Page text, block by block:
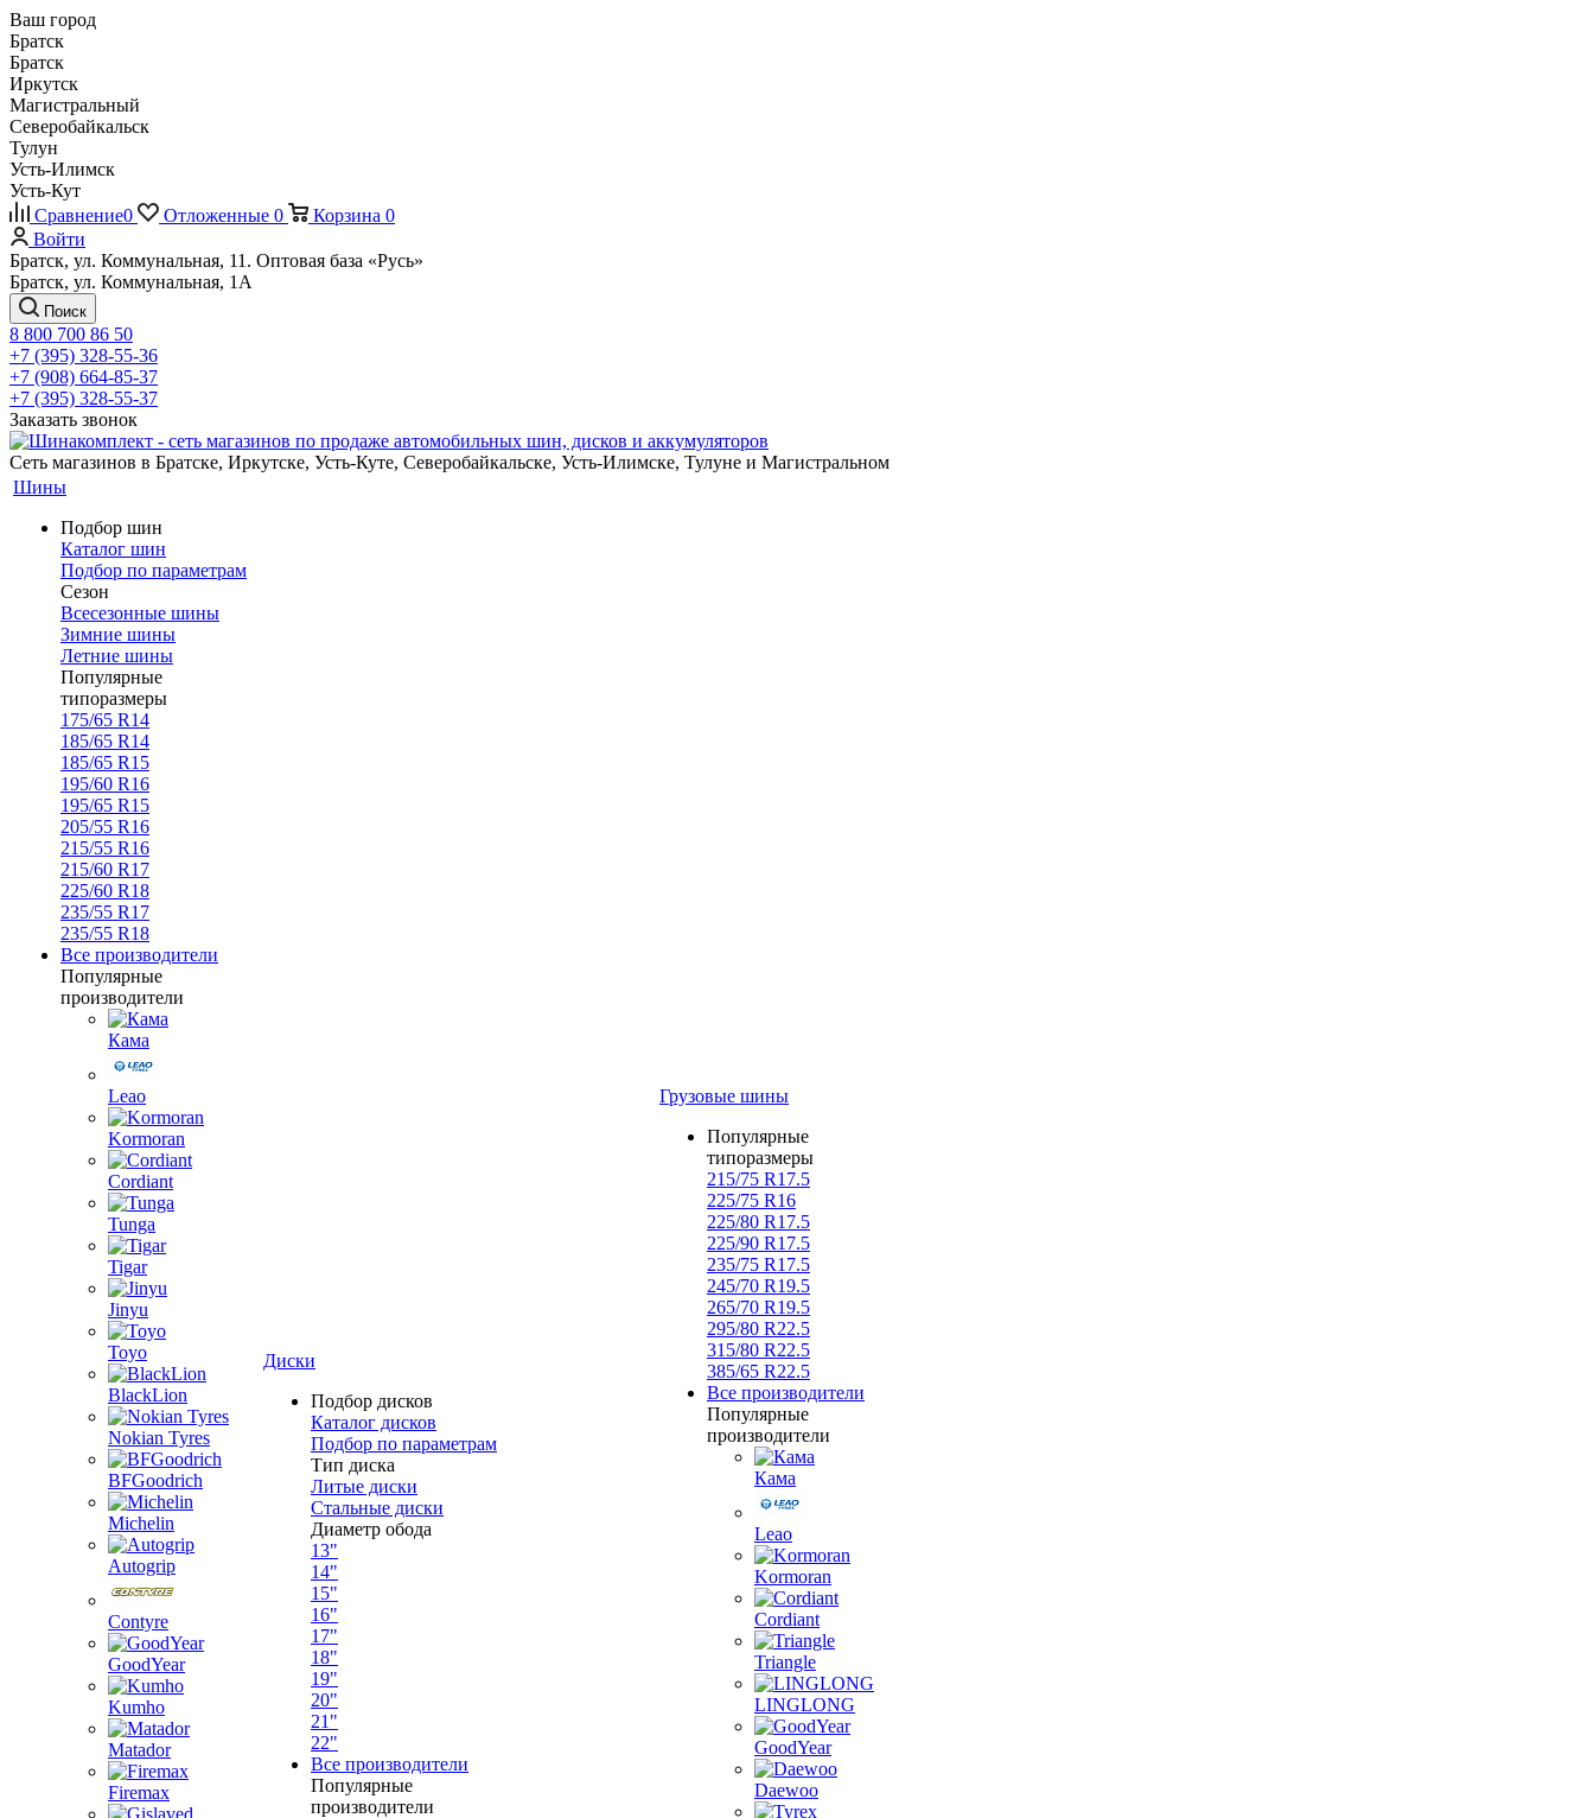
Ваш город
Братск
Братск
Иркутск
Магистральный
Северобайкальск
Тулун
Усть-Илимск
Усть-Кут
Сравнение0 Отложенные 0 Корзина 0
Войти
Братск, ул. Коммунальная, 11. Оптовая база «Русь»
Братск, ул. Коммунальная, 1А
Поиск
8 800 700 86 50
+7 (395) 328-55-36
+7 (908) 664-85-37
+7 (395) 328-55-37
Заказать звонок
Сеть магазинов в Братске, Иркутске, Усть-Куте, Северобайкальске, Усть-Илимске, Тулуне и Магистральном
Шины
Подбор шин
Каталог шин
Подбор по параметрам
Сезон
Всесезонные шины
Зимние шины
Летние шины
Популярные
типоразмеры
175/65 R14
185/65 R14
185/65 R15
195/60 R16
195/65 R15
205/55 R16
215/55 R16
215/60 R17
225/60 R18
235/55 R17
235/55 R18
Все производители
Популярные
производители
Кама
Leao
Kormoran
Cordiant
Tunga
Tigar
Jinyu
Toyo
BlackLion
Nokian Tyres
BFGoodrich
Michelin
Autogrip
Contyre
GoodYear
Kumho
Matador
Firemax
Диски
Подбор дисков
Каталог дисков
Подбор по параметрам
Тип диска
Литые диски
Стальные диски
Диаметр обода
13"
14"
15"
16"
17"
18"
19"
20"
21"
22"
Все производители
Популярные
производители
Грузовые шины
Популярные
типоразмеры
215/75 R17.5
225/75 R16
225/80 R17.5
225/90 R17.5
235/75 R17.5
245/70 R19.5
265/70 R19.5
295/80 R22.5
315/80 R22.5
385/65 R22.5
Все производители
Популярные
производители
Кама
Leao
Kormoran
Cordiant
Triangle
LINGLONG
GoodYear
Daewoo